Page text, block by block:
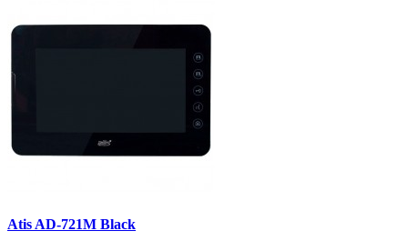
Atis AD-721M Black